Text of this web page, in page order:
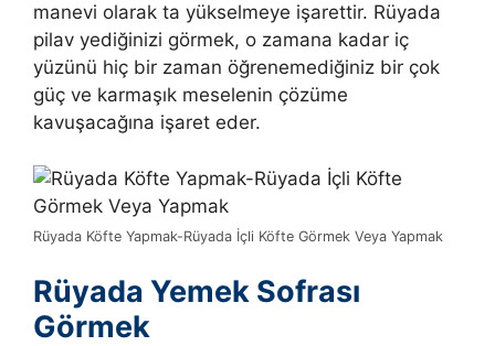
manevi olarak ta yükselmeye işarettir. Rüyada
pilav yediğinizi görmek, o zamana kadar iç
yüzünü hiç bir zaman öğrenemediğiniz bir çok
güç ve karmaşık meselenin çözüme
kavuşacağına işaret eder.
Rüyada Köfte Yapmak-Rüyada İçli Köfte Görmek Veya Yapmak
Rüyada Yemek Sofrası
Görmek